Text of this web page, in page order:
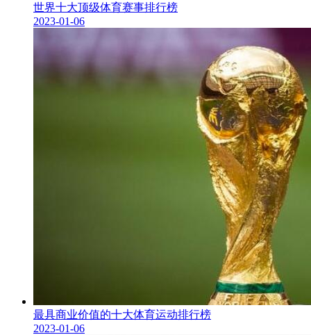
世界十大顶级体育赛事排行榜
2023-01-06
最具商业价值的十大体育运动排行榜
2023-01-06